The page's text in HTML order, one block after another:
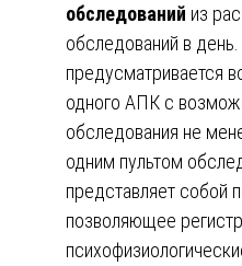
обследований из
обследований в
предусматривается
одного АПК с
обследования не
одним пультом
представляет собой
позволяющее